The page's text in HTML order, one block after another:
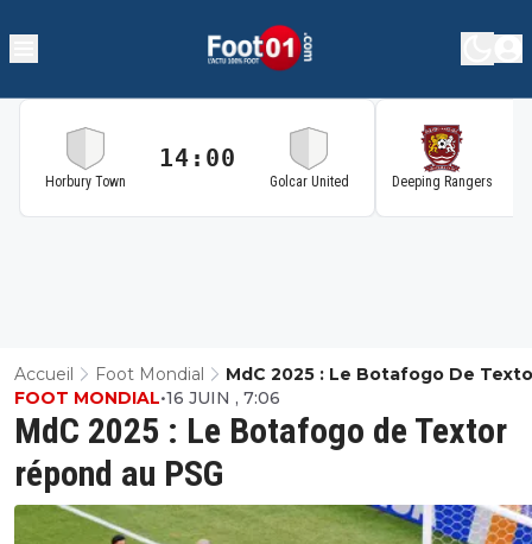
Horbury Town
14:00
Golcar United Deeping Rangers
Accueil Foot Mondial
MdC 2025 : Le Botafogo De
Répond Au PSG
MdC 2025 : Le Botafogo de Textor
répond au PSG
FOOT MONDIAL•16 JUIN , 7:06